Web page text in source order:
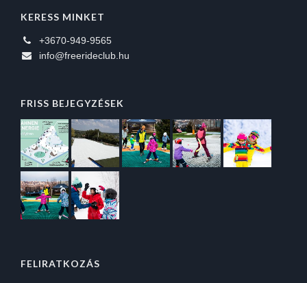
KERESS MINKET
+3670-949-9565
info@freerideclub.hu
FRISS BEJEGYZÉSEK
FELIRATKOZÁS